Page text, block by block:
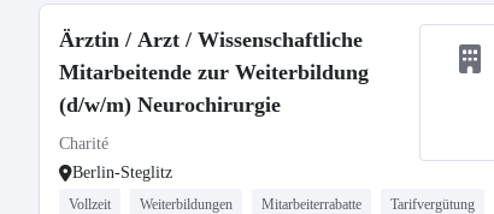
Ärztin / Arzt / Wissenschaftliche
Mitarbeitende zur Weiterbildung
(d/w/m) Neurochirurgie
Charité
Berlin-Steglitz
Vollzeit Weiterbildungen Mitarbeiterrabatte Tarifvergütung